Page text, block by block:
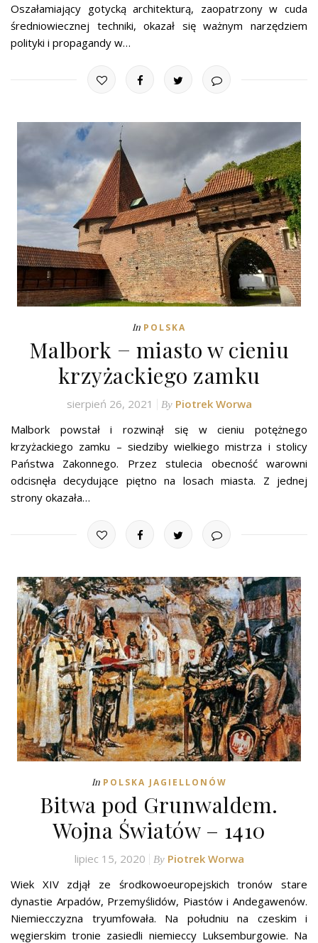
Oszałamiający gotycką architekturą, zaopatrzony w cuda
średniowiecznej techniki, okazał się ważnym narzędziem
polityki i propagandy w…
In POLSKA
Malbork − miasto w cieniu
krzyżackiego zamku
sierpień 26, 2021 By Piotrek Worwa
Malbork powstał i rozwinął się w cieniu potężnego
krzyżackiego zamku – siedziby wielkiego mistrza i stolicy
Państwa Zakonnego. Przez stulecia obecność warowni
odcisnęła decydujące piętno na losach miasta. Z jednej
strony okazała…
In POLSKA JAGIELLONÓW
Bitwa pod Grunwaldem.
Wojna Światów – 1410
lipiec 15, 2020 By Piotrek Worwa
Wiek XIV zdjął ze środkowoeuropejskich tronów stare
dynastie Arpadów, Przemyślidów, Piastów i Andegawenów.
Niemiecczyzna tryumfowała. Na południu na czeskim i
węgierskim tronie zasiedli niemieccy Luksemburgowie. Na